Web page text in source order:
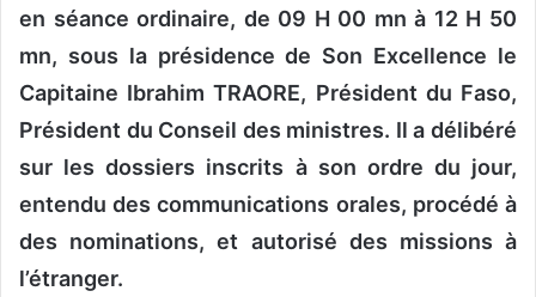
en séance ordinaire, de 09 H 00 mn à 12 H 50
mn, sous la présidence de Son Excellence le
Capitaine Ibrahim TRAORE, Président du Faso,
Président du Conseil des ministres. Il a délibéré
sur les dossiers inscrits à son ordre du jour,
entendu des communications orales, procédé à
des nominations, et autorisé des missions à
l’étranger.